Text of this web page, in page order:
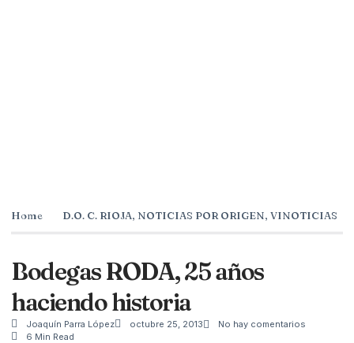
Home D.O. C. RIOJA, NOTICIAS POR ORIGEN, VINOTICIAS
Bodegas RODA, 25 años
haciendo historia
Joaquín Parra López octubre 25, 2013
No hay comentarios
6 Min Read